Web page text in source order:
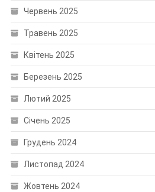
Червень 2025
Травень 2025
Квітень 2025
Березень 2025
Лютий 2025
Січень 2025
Грудень 2024
Листопад 2024
Жовтень 2024